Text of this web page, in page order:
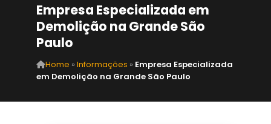
Empresa Especializada em
Demolição na Grande São
Paulo
Home » Informações » Empresa Especializada
em Demolição na Grande São Paulo